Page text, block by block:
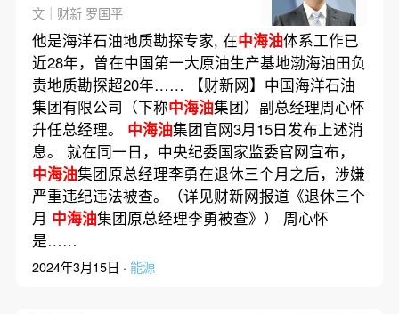
文｜财新 罗国平
他是海洋石油地质勘探专家, 在中海油体系工作已
近28年，曾在中国第一大原油生产基地渤海油田负
责地质勘探超20年…… 【财新网】中国海洋石油
集团有限公司（下称中海油集团）副总经理周心怀
升任总经理。 中海油集团官网3月15日发布上述消
息。 就在同一日，中央纪委国家监委官网宣布，
中海油集团原总经理李勇在退休三个月之后，涉嫌
严重违纪违法被查。（详见财新网报道《退休三个
月 中海油集团原总经理李勇被查》） 周心怀
是……
2024年3月15日 · 能源